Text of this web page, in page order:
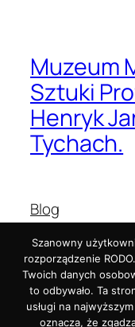
Muzeum
Sztuki
Henryk
Tychach.
Blog
O nas
Najczęściej
Autorzy
Szanowny
rozporządzenie
Twoich danych
to odbywało. Ta
usługi na
oznacza, że